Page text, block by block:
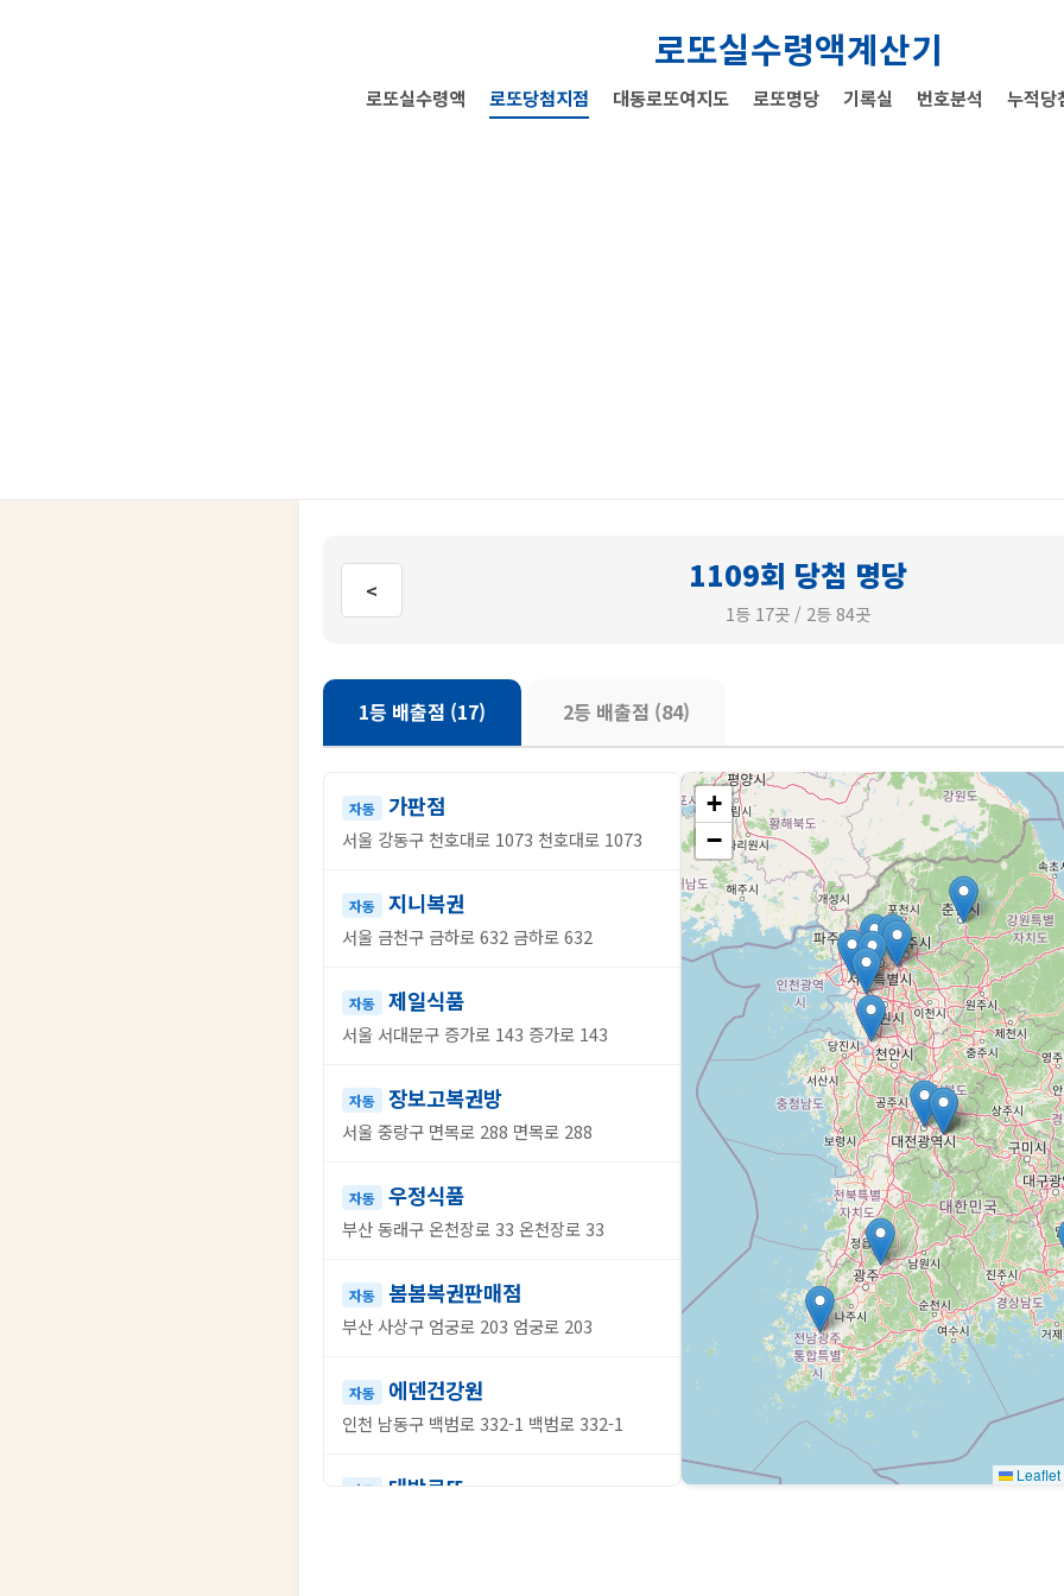
로또실수령액계산기
로또실수령액 로또당첨지점 대동로또여지도 로또명당 기록실 번호분석 누적당
< 1109회 당첨 명당
1등 17곳 / 2등 84곳
1등 배출점 (17) 2등 배출점 (84)
자동 가판점
서울 강동구 천호대로 1073 천호대로 1073
자동 지니복권
서울 금천구 금하로 632 금하로 632
자동 제일식품
서울 서대문구 증가로 143 증가로 143
자동 장보고복권방
서울 중랑구 면목로 288 면목로 288
자동 우정식품
부산 동래구 온천장로 33 온천장로 33
자동 봄봄복권판매점
부산 사상구 엄궁로 203 엄궁로 203
자동 에덴건강원
인천 남동구 백범로 332-1 백범로 332-1
자동 대박로또
+
−
Leaflet